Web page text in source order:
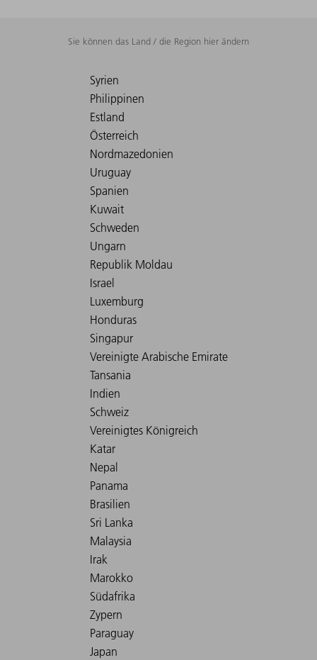
Sie können das Land / die Region hier ändern